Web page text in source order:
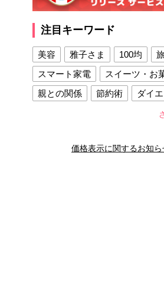
注目キーワード
美容 雅子さま 100均
スマート家電
スイーツ・お
親との関係
節約術
ダイ
夫との関係
新津春子 どか
価格表示に関するお知ら